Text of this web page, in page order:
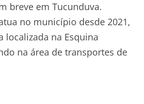
breve em Tucunduva.
no município desde 2021,
localizada na Esquina
na área de transportes de